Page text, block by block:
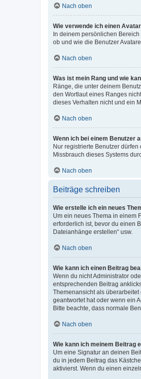
Nach oben
Wie verwende ich einen
In deinem persönlichen
ob und wie die Benutzer
Nach oben
Was ist mein Rang und wie
Ränge, die unter deinem
den Wortlaut eines Ranges
dieses Verhalten nicht und ein
Nach oben
Wenn ich bei einem Benutzer
Nur registrierte Benutzer
Missbrauch dieses Systems
Nach oben
Beiträge schreiben
Wie erstelle ich ein neues
Um ein neues Thema in einem
erforderlich ist, bevor du einen
Dateianhänge erstellen“ usw.
Nach oben
Wie kann ich einen Beitrag
Wenn du nicht Administrator
entsprechenden Beitrag
Themenansicht als
geantwortet hat oder wenn ein
Bitte beachte, dass normale
Nach oben
Wie kann ich meinem Beitrag
Um eine Signatur an deinen
du in jedem Beitrag das
aktivierst. Wenn du einen